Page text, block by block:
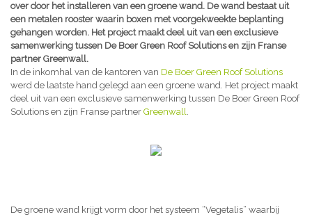
over door het installeren van een groene wand. De wand bestaat uit
een metalen rooster waarin boxen met voorgekweekte beplanting
gehangen worden. Het project maakt deel uit van een exclusieve
samenwerking tussen De Boer Green Roof Solutions en zijn Franse
partner Greenwall.
In de inkomhal van de kantoren van De Boer Green Roof Solutions
werd de laatste hand gelegd aan een groene wand. Het project maakt
deel uit van een exclusieve samenwerking tussen De Boer Green Roof
Solutions en zijn Franse partner Greenwall.
De groene wand krijgt vorm door het systeem “Vegetalis” waarbij